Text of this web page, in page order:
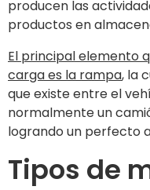
producen las
productos en
El principal elemento
carga es la rampa, la
que existe entre el
normalmente un
logrando un perfecto
Tipos de